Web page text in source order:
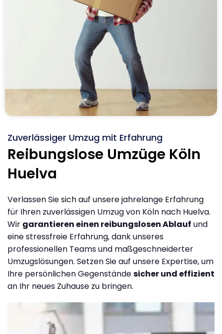
Zuverlässiger Umzug mit Erfahrung
Reibungslose Umzüge Köln
Huelva
Verlassen Sie sich auf unsere jahrelange Erfahrung
für Ihren zuverlässigen Umzug von Köln nach Huelva.
Wir garantieren einen reibungslosen Ablauf und
eine stressfreie Erfahrung, dank unseres
professionellen Teams und maßgeschneiderter
Umzugslösungen. Setzen Sie auf unsere Expertise, um
Ihre persönlichen Gegenständesicher und effizient
an Ihr neues Zuhause zu bringen.